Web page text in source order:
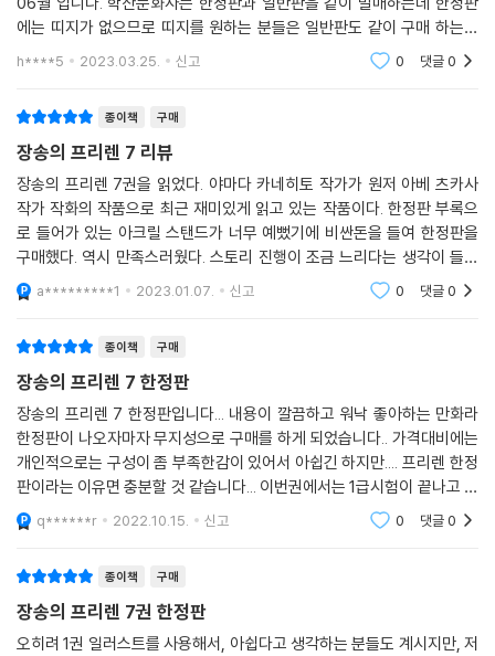
에는 띠지가 없으므로 띠지를 원하는 분들은 일반판도 같이 구매 하는게
좋을듯 합니다 한정판은 구성에 비해 가격이 좀 비싼감이 있지만 최근 한
h****5 2023.03.25. 신고 0 댓글0
종이책 구매
장송의 프리렌 7 리뷰
장송의 프리렌 7권을 읽었다. 야마다 카네히토 작가가 원저 아베 츠카사
작가 작화의 작품으로 최근 재미있게 읽고 있는 작품이다. 한정판 부록으
로 들어가 있는 아크릴 스탠드가 너무 예뻤기에 비싼돈을 들여 한정판을
구매했다. 역시 만족스러웠다. 스토리 진행이 조금 느리다는 생각이 들었
지만 그래도 만족스러웠다. 정말 재미있게 읽었던 프리렌 7권이었다. 다음
권도 빨리 읽고싶다.
a*********1 2023.01.07. 신고 0 댓글0
종이책 구매
장송의 프리렌 7 한정판
장송의 프리렌 7 한정판입니다... 내용이 깔끔하고 워낙 좋아하는 만화라
한정판이 나오자마자 무지성으로 구매를 하게 되었습니다.. 가격대비에는
개인적으로는 구성이 좀 부족한감이 있어서 아쉽긴 하지만.... 프리렌 한정
판이라는 이유면 충분할 것 같습니다... 이번권에서는 1급시험이 끝나고 결
과발표와 그후에 에피소드가 이어지게 되는데요.. 자세한 내용은 책으로
확인해보
q******r 2022.10.15. 신고 0 댓글0
종이책 구매
장송의 프리렌 7권 한정판
오히려 1권 일러스트를 사용해서, 아쉽다고 생각하는 분들도 계시지만, 저